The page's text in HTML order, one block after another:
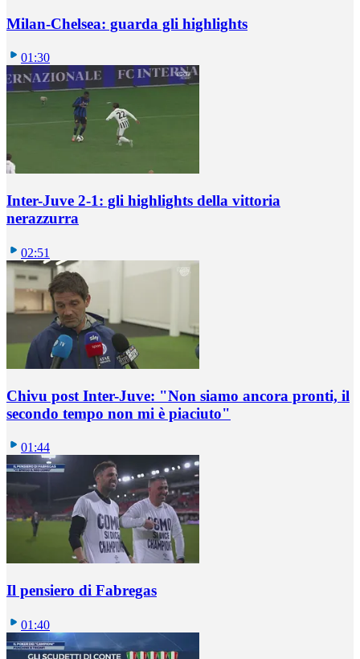
Milan-Chelsea: guarda gli highlights
01:30
Inter-Juve 2-1: gli highlights della vittoria
nerazzurra
02:51
Chivu post Inter-Juve: "Non siamo ancora pronti, il
secondo tempo non mi è piaciuto"
01:44
Il pensiero di Fabregas
01:40